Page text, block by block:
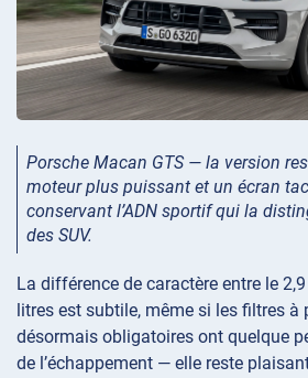
Porsche Macan GTS — la version
moteur plus puissant et un écran
conservant l’ADN sportif qui la
des SUV.
La différence de caractère entre le
litres est subtile, même si les filtres à
désormais obligatoires ont quelque
de l’échappement — elle reste